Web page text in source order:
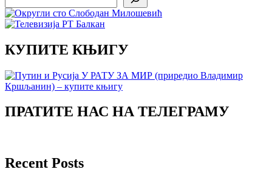
КУПИТЕ КЊИГУ
ПРАТИТЕ НАС НА ТЕЛЕГРАМУ
Recent Posts